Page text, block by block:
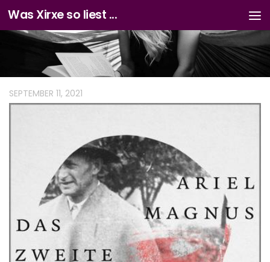
Zum Inhalt springen
Was Xirxe so liest ...
SEPTEMBER 11, 2021